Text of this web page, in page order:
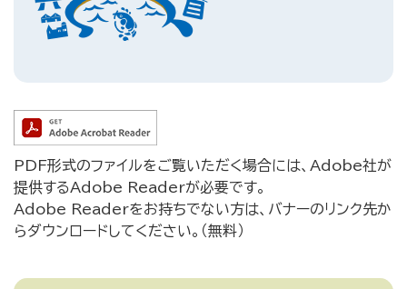
PDF形式のファイルをご覧いただく場合には、Adobe社が
提供するAdobe Readerが必要です。
Adobe Readerをお持ちでない方は、バナーのリンク先か
らダウンロードしてください。（無料）